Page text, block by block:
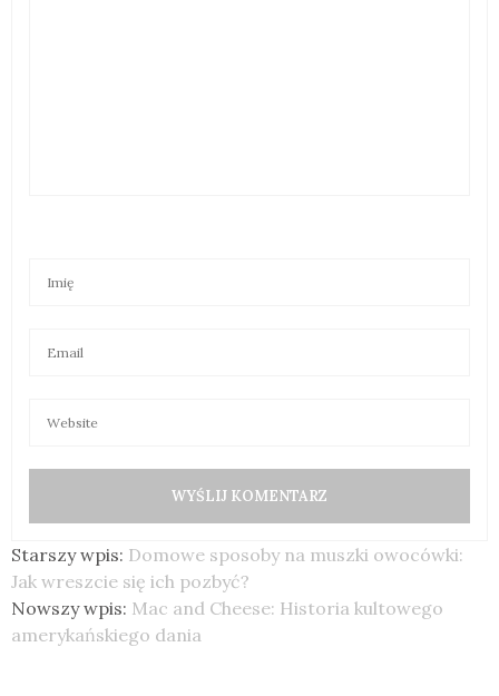
Starszy wpis: Domowe sposoby na muszki owocówki:
Jak wreszcie się ich pozbyć?
Nowszy wpis: Mac and Cheese: Historia kultowego
amerykańskiego dania